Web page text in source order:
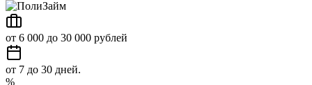
от 6 000 до 30 000 рублей
от 7 до 30 дней.
%